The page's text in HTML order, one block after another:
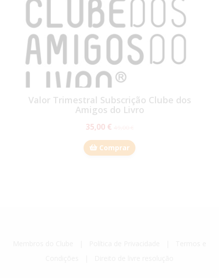
Valor Trimestral Subscrição Clube dos
Amigos do Livro
35,00 €
Comprar